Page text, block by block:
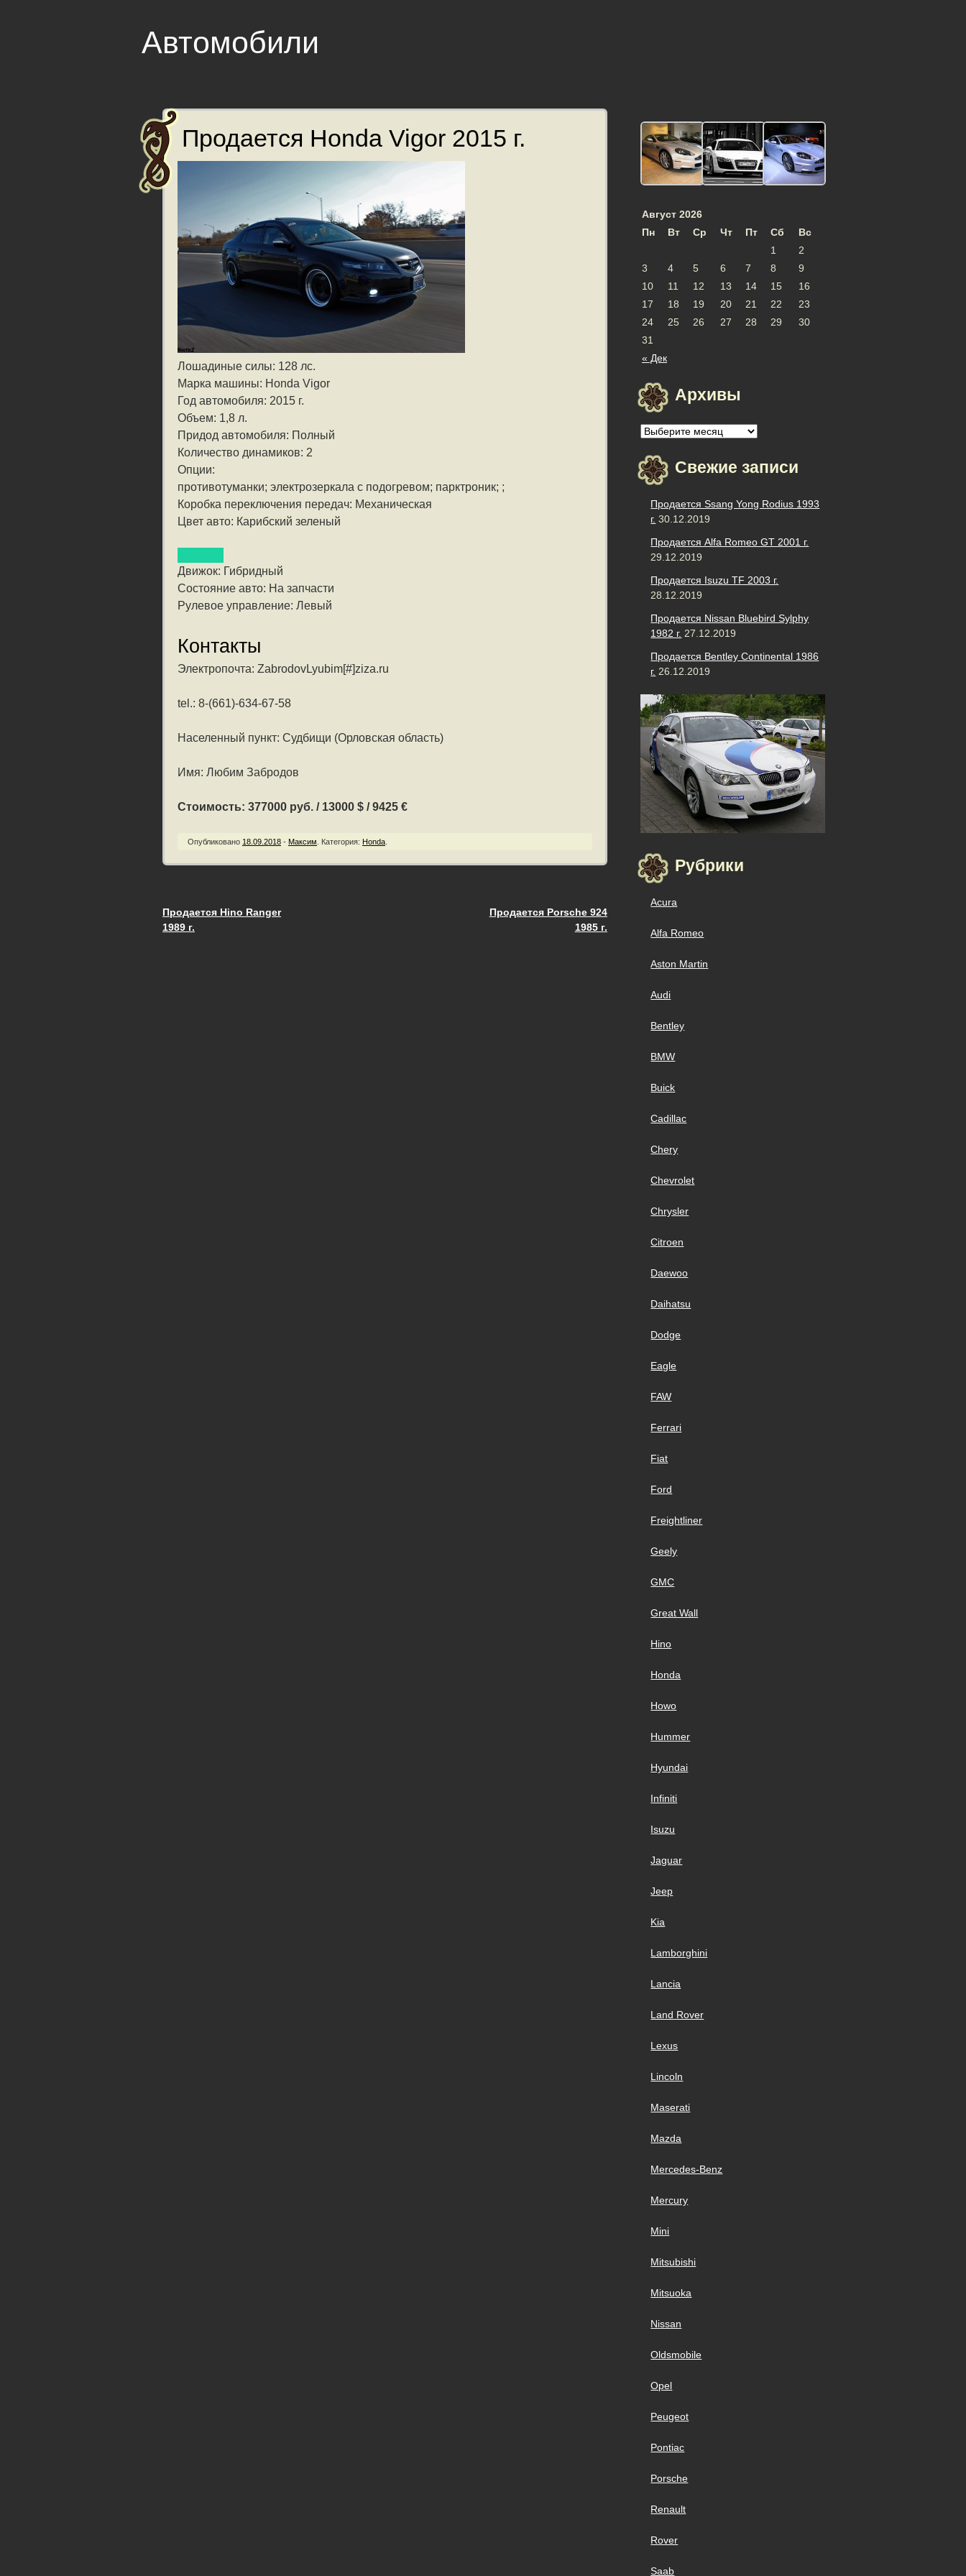
Автомобили
Продается Honda Vigor 2015 г.
Лошадиные силы: 128 лс.
Марка машины: Honda Vigor
Год автомобиля: 2015 г.
Объем: 1,8 л.
Придод автомобиля: Полный
Количество динамиков: 2
Опции:
противотуманки; электрозеркала с подогревом; парктроник; ;
Коробка переключения передач: Механическая
Цвет авто: Карибский зеленый
Движок: Гибридный
Состояние авто: На запчасти
Рулевое управление: Левый
Контакты
Электропочта: ZabrodovLyubim[#]ziza.ru
tel.: 8-(661)-634-67-58
Населенный пункт: Судбищи (Орловская область)
Имя: Любим Забродов
Стоимость: 377000 руб. / 13000 $ / 9425 €
Опубликовано 18.09.2018 - Максим Категория: Honda
Запись навигация
Продается Hino Ranger
1989 г.
Продается Porsche 924
1985 г.
Август 2026
Пн
Вт Ср Чт Пт Сб Вс
« Дек
1
2
3
4 5 6 7 8
9
10
11 12 13 14 15
16
17
18 19 20 21 22
23
24
25 26 27 28 29
30
31
Архивы
Архивы
Свежие записи
Продается Ssang Yong Rodius 1993
г. 30.12.2019
Продается Alfa Romeo GT 2001 г.
29.12.2019
Продается Isuzu TF 2003 г.
28.12.2019
Продается Nissan Bluebird Sylphy
1982 г. 27.12.2019
Продается Bentley Continental 1986
г. 26.12.2019
Рубрики
Acura
Alfa Romeo
Aston Martin
Audi
Bentley
BMW
Buick
Cadillac
Chery
Chevrolet
Chrysler
Citroen
Daewoo
Daihatsu
Dodge
Eagle
FAW
Ferrari
Fiat
Ford
Freightliner
Geely
GMC
Great Wall
Hino
Honda
Howo
Hummer
Hyundai
Infiniti
Isuzu
Jaguar
Jeep
Kia
Lamborghini
Lancia
Land Rover
Lexus
Lincoln
Maserati
Mazda
Mercedes-Benz
Mercury
Mini
Mitsubishi
Mitsuoka
Nissan
Oldsmobile
Opel
Peugeot
Pontiac
Porsche
Renault
Rover
Saab